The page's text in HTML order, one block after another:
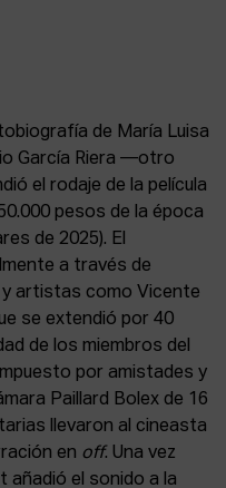
de María Luisa
García Riera —otro
el rodaje de la película
pesos de la época
de 2025). El
a través de
y artistas como Vicente
se extendió por 40
de los miembros del
por amistades y
Paillard Bolex de 16
llevaron al cineasta
en off. Una vez
añadió el sonido a la